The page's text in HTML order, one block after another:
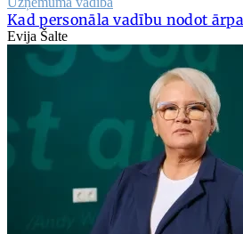
Kad personāla vadību nodot
Evija Šalte